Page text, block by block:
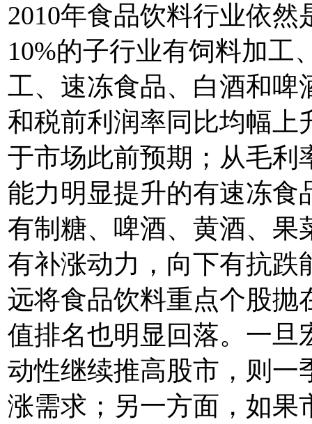
2010年食品饮料行业依
10%的子行业有饲料加工
工、速冻食品、白酒和啤
和税前利润率同比均幅上
于市场此前预期；从毛利
能力明显提升的有速冻食
有制糖、啤酒、黄酒、果
有补涨动力，向下有抗跌
远将食品饮料重点个股抛
值排名也明显回落。一旦
动性继续推高股市，则一
涨需求；另一方面，如果